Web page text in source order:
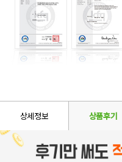
상세정보 상품후기